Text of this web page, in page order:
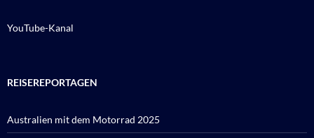
YouTube-Kanal
REISEREPORTAGEN
Australien mit dem Motorrad 2025